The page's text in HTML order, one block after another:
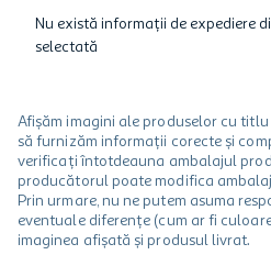
Nu există informații de expediere
selectată
Afișăm imagini ale produselor cu
să furnizăm informații corecte și
verificați întotdeauna ambalajul
producătorul poate modifica
Prin urmare, nu ne putem asuma
eventuale diferențe (cum ar fi
imaginea afișată și produsul livrat.